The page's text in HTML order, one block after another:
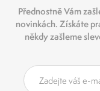
Přednostně Vám
novinkách. Získáte
někdy zašleme